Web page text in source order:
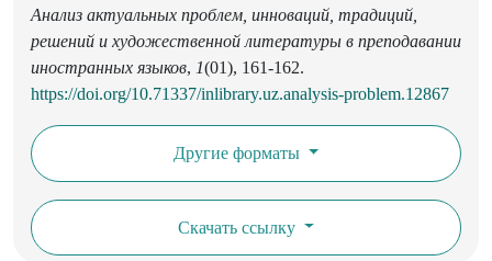
Анализ актуальных проблем, инноваций, традиций,
решений и художественной литературы в преподавании
иностранных языков, 1(01), 161-162.
https://doi.org/10.71337/inlibrary.uz.analysis-problem.12867
Другие форматы
Скачать ссылку